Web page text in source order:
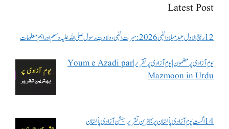
Latest Post
12 ربیع الاول عید میلاد النبی 2026: سیرت النبی، ولادتِ رسول صلی اللہ علیہ وسلم اور اہم معلومات
یوم آزادی پر مضمون | یوم آزادی پر تقریر | Youm e Azadi par
Mazmoon in Urdu
14 اگست یوم آزادی پاکستان پر بہترین تقریر | جشن آزادی پاکستان